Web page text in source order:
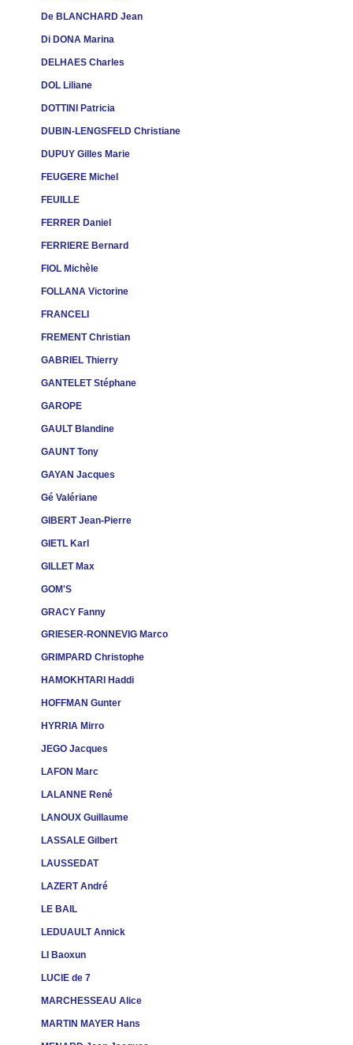
De BLANCHARD Jean
Di DONA Marina
DELHAES Charles
DOL Liliane
DOTTINI Patricia
DUBIN-LENGSFELD Christiane
DUPUY Gilles Marie
FEUGERE Miche
FEUILLE
FERRER Daniel
FERRIERE Bernard
FIOL Michèle
FOLLANA Victorine
FRANCELI
FREMENT Christian
GABRIEL Thierry
GANTELET Stéphane
GAROPE
GAULT Blandine
GAUNT Tony
GAYAN Jacques
Gé Valériane
GIBERT Jean-Pierre
GIETL Karl
GILLET Max
GOM'S
GRACY Fanny
GRIESER-RONNEVIG Marco
GRIMPARD Christophe
HAMOKHTARI Haddi
HOFFMAN Gunter
HYRRIA Mirro
JEGO Jacques
LAFON Marc
LALANNE René
LANOUX Guillaume
LASSALE Gilbert
LAUSSEDAT
LAZERT André
LE BAIL
LEDUAULT Annick
LI Baoxun
LUCIE de 7
MARCHESSEAU Alice
MARTIN MAYER Hans